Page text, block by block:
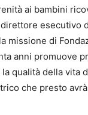
ai bambini
esecutivo
missione di
anni promuove
qualità della vita
che presto